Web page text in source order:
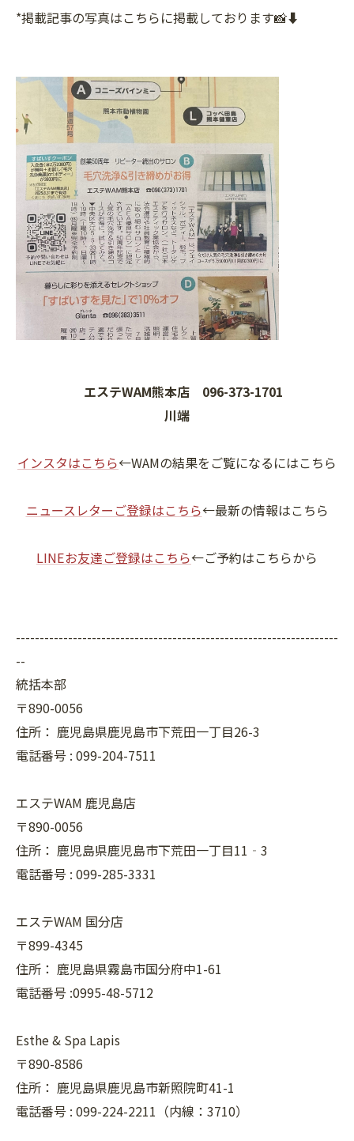
*掲載記事の写真はこちらに掲載しております📸⬇️
エステWAM熊本店 096-373-1701
川端
インスタはこちら←WAMの結果をご覧になるにはこちら
ニュースレターご登録はこちら←最新の情報はこちら
LINEお友達ご登録はこちら←ご予約はこちらから
--------------------------------------------------------------------
--
統括本部
〒890-0056
住所： 鹿児島県鹿児島市下荒田一丁目26-3
電話番号 : 099-204-7511
エステWAM 鹿児島店
〒890-0056
住所： 鹿児島県鹿児島市下荒田一丁目11‐3
電話番号 : 099-285-3331
エステWAM 国分店
〒899-4345
住所： 鹿児島県霧島市国分府中1-61
電話番号 :0995-48-5712
Esthe & Spa Lapis
〒890-8586
住所： 鹿児島県鹿児島市新照院町41-1
電話番号 : 099-224-2211（内線：3710）